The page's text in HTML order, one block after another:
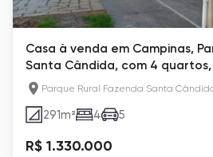
Casa à venda em Campinas,
Santa Cândida, com 4 quartos,
Parque Rural Fazenda Santa
291m² 4 5
R$ 1.330.000